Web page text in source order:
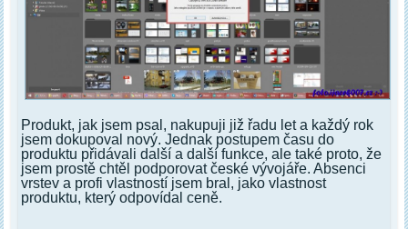
Produkt, jak jsem psal, nakupuji již řadu let a každý rok
jsem dokupoval nový. Jednak postupem času do
produktu přidávali další a další funkce, ale také proto, že
jsem prostě chtěl podporovat české vývojáře. Absenci
vrstev a profi vlastností jsem bral, jako vlastnost
produktu, který odpovídal ceně.